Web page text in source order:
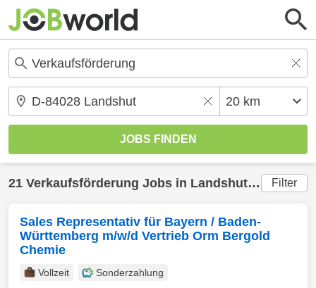
21 Verkaufsförderung Jobs in Landshut(20 km)
Filter
Sales Representativ für Bayern / Baden-
Württemberg m/w/d Vertrieb Orm Bergold
Chemie
Vollzeit
Sonderzahlung